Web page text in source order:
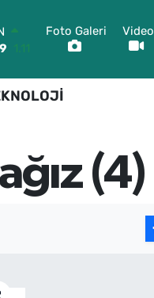
1.11
0.18
0.03
Foto Galeri Video
(4)